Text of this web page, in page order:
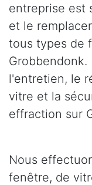
entreprise est
et le
tous types de
l'entretien, le
vitre et la
effraction sur
Nous
fenêtre, de